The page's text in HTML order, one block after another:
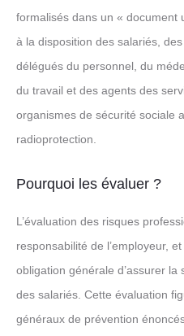
formalisés dans un « document
à la disposition des salariés,
délégués du personnel, du
du travail et des agents des
organismes de sécurité sociale
radioprotection.
Pourquoi les évaluer ?
L’évaluation des risques
responsabilité de l’employeur,
obligation générale d’assurer
des salariés. Cette évaluation
généraux de prévention